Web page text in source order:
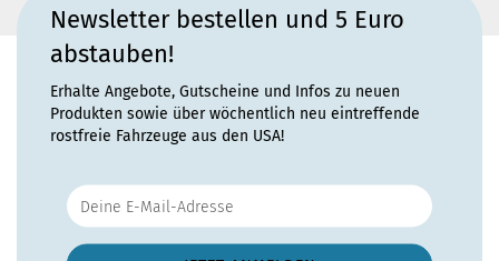
Newsletter bestellen und 5 Euro
abstauben!
Erhalte Angebote, Gutscheine und Infos zu neuen
Produkten sowie über wöchentlich neu eintreffende
rostfreie Fahrzeuge aus den USA!